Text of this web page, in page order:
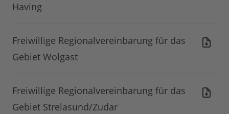
Having
Freiwillige Regionalvereinbarung für das
Gebiet Wolgast
Freiwillige Regionalvereinbarung für das
Gebiet Strelasund/Zudar